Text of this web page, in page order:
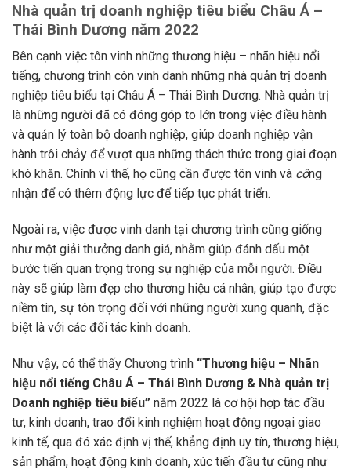
Nhà quản trị doanh nghiệp tiêu biểu Châu Á –
Thái Bình Dương năm 2022
Bên cạnh việc tôn vinh những thương hiệu – nhãn hiệu nổi
tiếng, chương trình còn vinh danh những nhà quản trị doanh
nghiệp tiêu biểu tại Châu Á – Thái Bình Dương. Nhà quản trị
là những người đã có đóng góp to lớn trong việc điều hành
và quản lý toàn bộ doanh nghiệp, giúp doanh nghiệp vận
hành trôi chảy để vượt qua những thách thức trong giai đoạn
khó khăn. Chính vì thế, họ cũng cần được tôn vinh và công
nhận để có thêm động lực để tiếp tục phát triển.
Ngoài ra, việc được vinh danh tại chương trình cũng giống
như một giải thưởng danh giá, nhằm giúp đánh dấu một
bước tiến quan trọng trong sự nghiệp của mỗi người. Điều
này sẽ giúp làm đẹp cho thương hiệu cá nhân, giúp tạo được
niềm tin, sự tôn trọng đối với những người xung quanh, đặc
biệt là với các đối tác kinh doanh.
Như vậy, có thể thấy Chương trình “Thương hiệu – Nhãn
hiệu nổi tiếng Châu Á – Thái Bình Dương & Nhà quản trị
Doanh nghiệp tiêu biểu” năm 2022 là cơ hội hợp tác đầu
tư, kinh doanh, trao đổi kinh nghiệm hoạt động ngoại giao
kinh tế, qua đó xác định vị thế, khẳng định uy tín, thương hiệu,
sản phẩm, hoạt động kinh doanh, xúc tiến đầu tư cũng như